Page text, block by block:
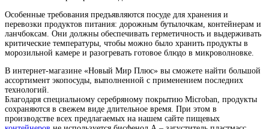
Особенные требования предъявляются посуде для хранения и
перевозки продуктов питания: дорожным бутылочкам, контейнерам и
ланчбоксам. Они должны обеспечивать герметичность и выдерживать
критические температуры, чтобы можно было хранить продукты в
морозильной камере и разогревать готовое блюдо в микроволновке.
В интернет-магазине «Новый Мир Плюс» вы сможете найти большой
ассортимент экопосуды, выполненной с применением последних
технологий.
Благодаря специальному серебряному покрытию Microban, продукты
сохраняются в свежем виде длительное время. При этом в
производстве всех предлагаемых на нашем сайте пищевых